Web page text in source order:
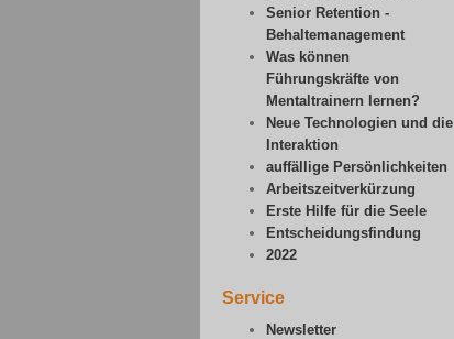
Senior Retention -
Behaltemanagement
Was können
Führungskräfte von
Mentaltrainern lernen?
Neue Technologien und die
Interaktion
auffällige Persönlichkeiten
Arbeitszeitverkürzung
Erste Hilfe für die Seele
Entscheidungsfindung
2022
Service
Newsletter